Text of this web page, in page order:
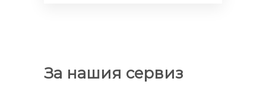
За нашия сервиз